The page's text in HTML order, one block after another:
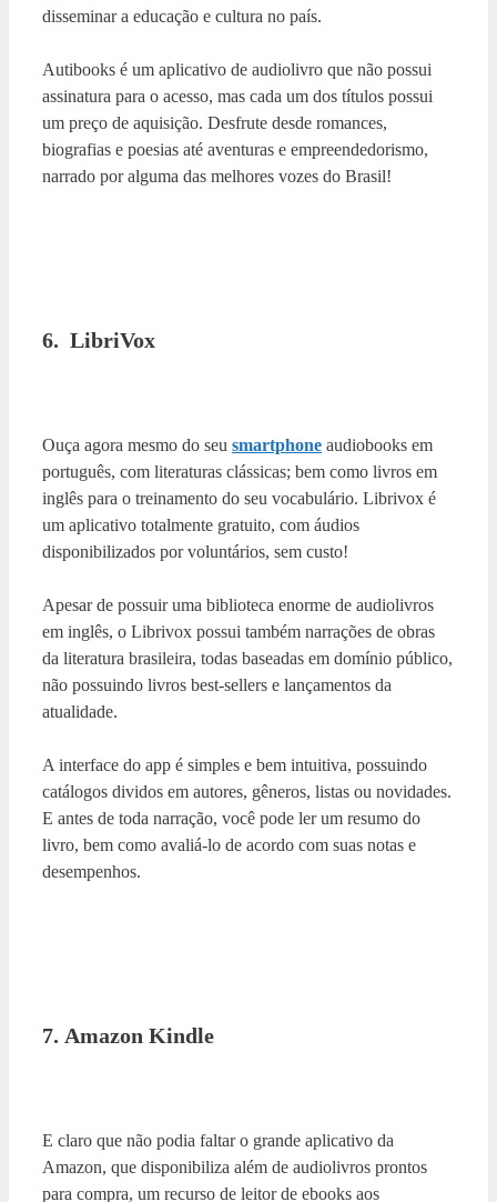
disseminar a educação e cultura no país.
Autibooks é um aplicativo de audiolivro que não possui
assinatura para o acesso, mas cada um dos títulos possui
um preço de aquisição. Desfrute desde romances,
biografias e poesias até aventuras e empreendedorismo,
narrado por alguma das melhores vozes do Brasil!
6. LibriVox
Ouça agora mesmo do seu smartphone audiobooks em
português, com literaturas clássicas; bem como livros em
inglês para o treinamento do seu vocabulário. Librivox é
um aplicativo totalmente gratuito, com áudios
disponibilizados por voluntários, sem custo!
Apesar de possuir uma biblioteca enorme de audiolivros
em inglês, o Librivox possui também narrações de obras
da literatura brasileira, todas baseadas em domínio público,
não possuindo livros best-sellers e lançamentos da
atualidade.
A interface do app é simples e bem intuitiva, possuindo
catálogos dividos em autores, gêneros, listas ou novidades.
E antes de toda narração, você pode ler um resumo do
livro, bem como avaliá-lo de acordo com suas notas e
desempenhos.
7. Amazon Kindle
E claro que não podia faltar o grande aplicativo da
Amazon, que disponibiliza além de audiolivros prontos
para compra, um recurso de leitor de ebooks aos